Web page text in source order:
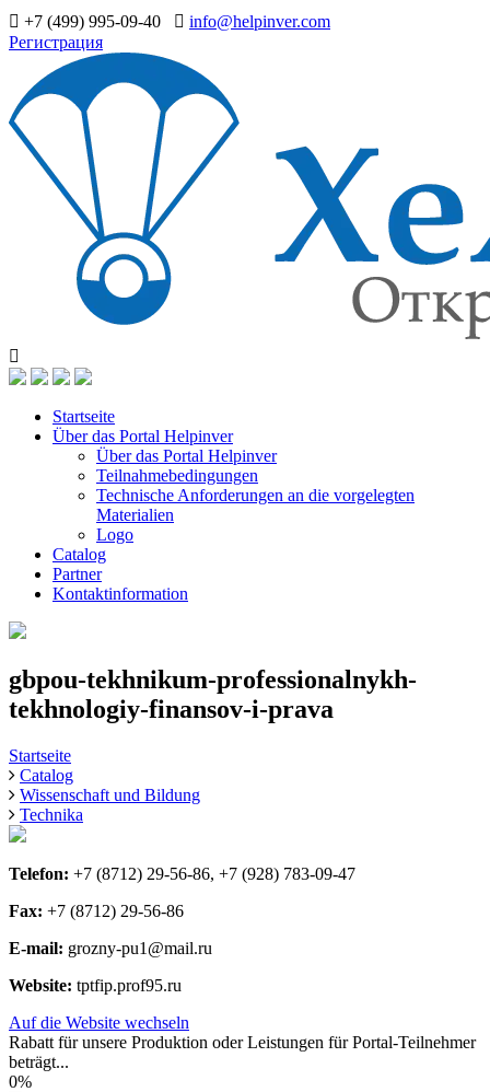
+7 (499) 995-09-40
info@helpinver.com
Регистрация
Startseite
Über das Portal Helpinver
Über das Portal Helpinver
Teilnahmebedingungen
Technische Anforderungen an die vorgelegten
Materialien
Logo
Catalog
Partner
Kontaktinformation
gbpou-tekhnikum-professionalnykh-
tekhnologiy-finansov-i-prava
Startseite
Catalog
Wissenschaft und Bildung
Technika
Telefon: +7 (8712) 29-56-86, +7 (928) 783-09-47
Fax: +7 (8712) 29-56-86
E-mail: grozny-pu1@mail.ru
Website: tptfip.prof95.ru
Auf die Website wechseln
Rabatt für unsere Produktion oder Leistungen für Portal-Teilnehmer
beträgt...
0%